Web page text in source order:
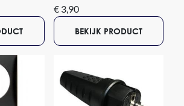
€ 3,90
BEKIJK PRODUCT